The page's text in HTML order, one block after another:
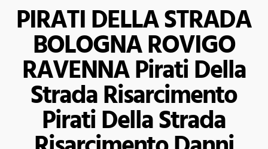
PIRATI DELLA STRADA
BOLOGNA ROVIGO
RAVENNA Pirati Della
Strada Risarcimento
Pirati Della Strada